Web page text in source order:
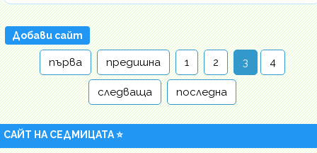
Добави сайт
първа предишна 1 2 3 4
следваща последна
САЙТ НА СЕДМИЦАТА ⭐